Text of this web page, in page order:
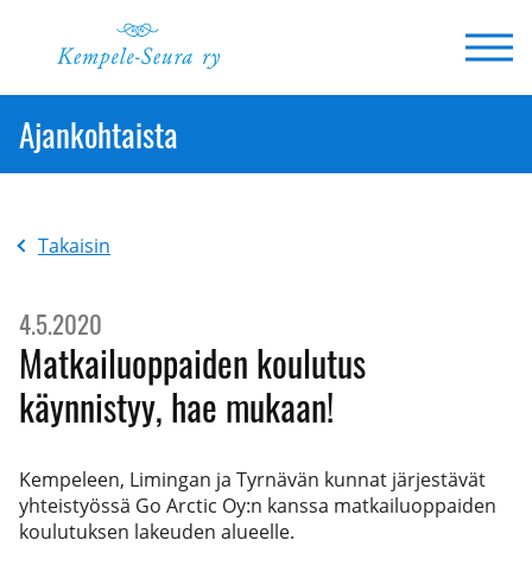
Ajankohtaista
Takaisin
4.5.2020
Matkailuoppaiden koulutus
käynnistyy, hae mukaan!
Kempeleen, Limingan ja Tyrnävän kunnat järjestävät
yhteistyössä Go Arctic Oy:n kanssa matkailuoppaiden
koulutuksen lakeuden alueelle.